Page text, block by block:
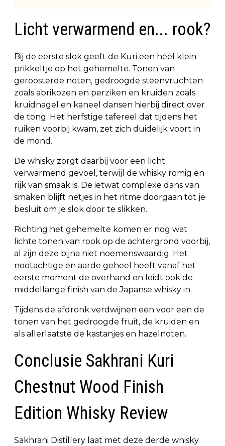
Licht verwarmend en... rook?
Bij de eerste slok geeft de Kuri een héél klein
prikkeltje op het gehemelte. Tonen van
geroosterde noten, gedroogde steenvruchten
zoals abrikozen en perziken en kruiden zoals
kruidnagel en kaneel dansen hierbij direct over
de tong. Het herfstige tafereel dat tijdens het
ruiken voorbij kwam, zet zich duidelijk voort in
de mond.
De whisky zorgt daarbij voor een licht
verwarmend gevoel, terwijl de whisky romig en
rijk van smaak is. De ietwat complexe dans van
smaken blijft netjes in het ritme doorgaan tot je
besluit om je slok door te slikken.
Richting het gehemelte komen er nog wat
lichte tonen van rook op de achtergrond voorbij,
al zijn deze bijna niet noemenswaardig. Het
nootachtige en aarde geheel heeft vanaf het
eerste moment de overhand en leidt ook de
middellange finish van de Japanse whisky in.
Tijdens de afdronk verdwijnen een voor een de
tonen van het gedroogde fruit, de kruiden en
als allerlaatste de kastanjes en hazelnoten.
Conclusie Sakhrani Kuri
Chestnut Wood Finish
Edition Whisky Review
Sakhrani Distillery laat met deze derde whisky